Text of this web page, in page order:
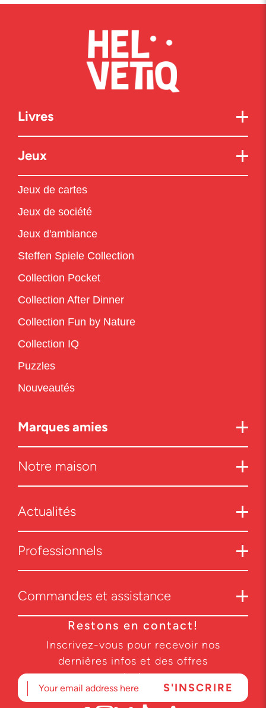
Livres
Jeux
Jeux de cartes
Jeux de société
Jeux d'ambiance
Steffen Spiele Collection
Collection Pocket
Collection After Dinner
Collection Fun by Nature
Collection IQ
Puzzles
Nouveautés
Marques amies
Notre maison
Actualités
Professionnels
Commandes et assistance
Restons en contact!
Inscrivez-vous pour recevoir nos
dernières infos et des offres
exclusives.